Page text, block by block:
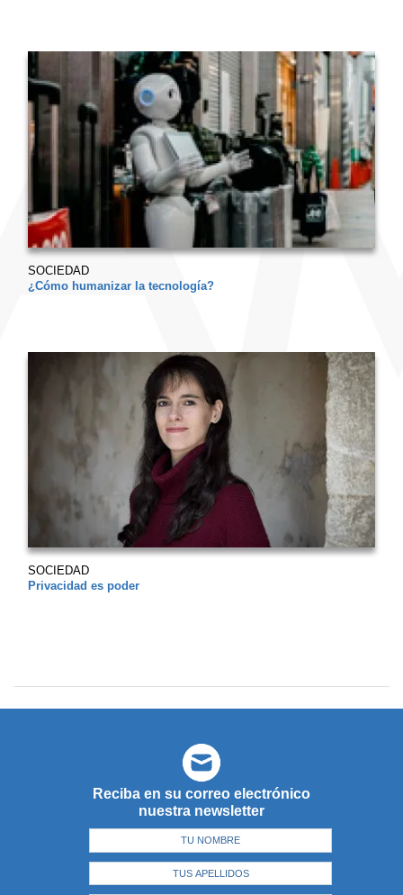
SOCIEDAD
¿Cómo humanizar la tecnología?
SOCIEDAD
Privacidad es poder
Reciba en su correo electrónico
nuestra newsletter